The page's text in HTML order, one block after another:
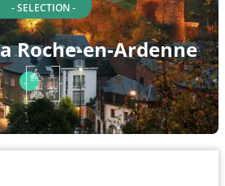
- SELECTION -
Roche-en-Ardenne